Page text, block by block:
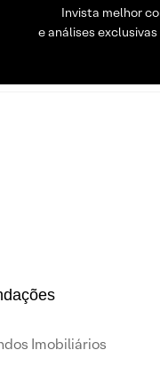
Invista melhor
e análises
Imobiliários